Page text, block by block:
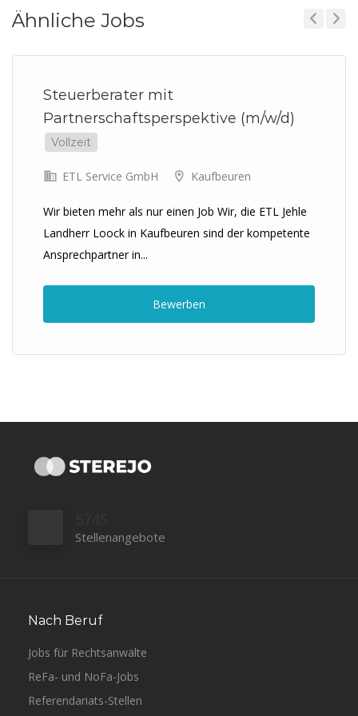
Ähnliche Jobs
Steuerberater mit
Partnerschaftsperspektive (m/w/d)
Vollzeit
ETL Service GmbH Kaufbeuren
Wir bieten mehr als nur einen Job Wir, die ETL Jehle
Landherr Loock in Kaufbeuren sind der kompetente
Ansprechpartner in...
Bewerben
Stellenangebote
Nach Beruf
Jobs für Rechtsanwälte
ReFa- und NoFa-Jobs
Referendariats-Stellen